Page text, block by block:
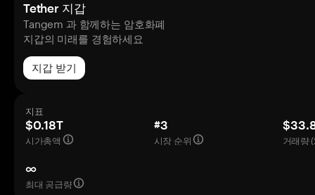
Tether 지갑
Tangem 과 함께하는 암호화폐
지갑의 미래를 경험하세요
지갑 받기
지표
$0.18T
시가총액
#3
시장 순위
거래량
∞
최대 공급량